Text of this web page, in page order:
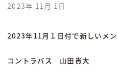
2023年 11月 1日
2023年11月１日付で新しいメ
コントラバス 山田貴大